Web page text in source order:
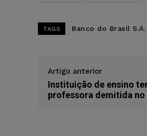
TAGS Banco do Brasil S.A.
Artigo anterior
Instituição de ensino
professora demitida